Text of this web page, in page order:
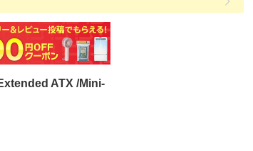
ATX /Mini-